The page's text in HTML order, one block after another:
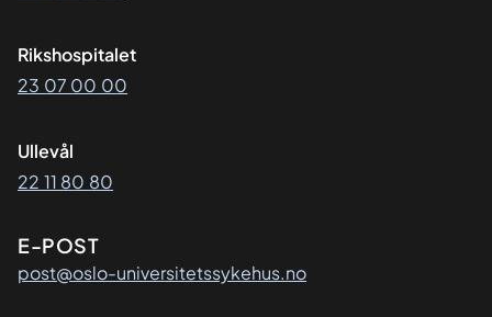
Rikshospitalet
23 07 00 00
Ullevål
22 11 80 80
E-POST
post@oslo-universitetssykehus.no